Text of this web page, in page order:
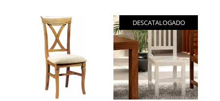
DESCATALOGADO